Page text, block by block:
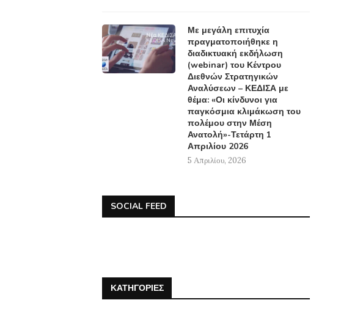
Με μεγάλη επιτυχία
πραγματοποιήθηκε η
διαδικτυακή εκδήλωση
(webinar) του Κέντρου
Διεθνών Στρατηγικών
Αναλύσεων – ΚΕΔΙΣΑ με
θέμα: «Οι κίνδυνοι για
παγκόσμια κλιμάκωση του
πολέμου στην Μέση
Ανατολή»-Τετάρτη 1
Απριλίου 2026
5 Απριλίου, 2026
SOCIAL FEED
ΚΑΤΗΓΟΡΊΕΣ